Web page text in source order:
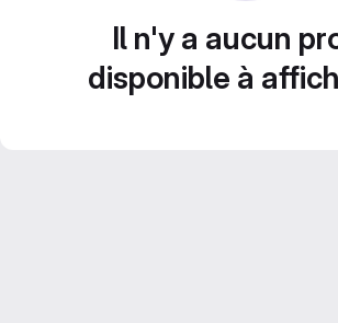
Il n'y a aucun
disponible à